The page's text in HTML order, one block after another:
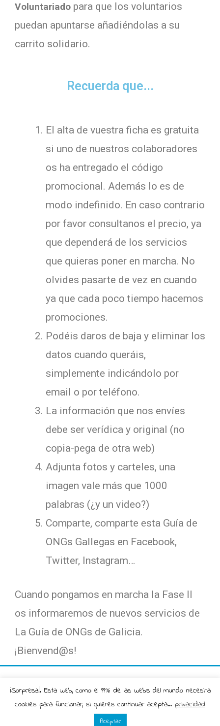
Voluntariado para que los voluntarios
puedan apuntarse añadiéndolas a su
carrito solidario.
Recuerda que...
El alta de vuestra ficha es gratuita
si uno de nuestros colaboradores
os ha entregado el código
promocional. Además lo es de
modo indefinido. En caso contrario
por favor consultanos el precio, ya
que dependerá de los servicios
que quieras poner en marcha. No
olvides pasarte de vez en cuando
ya que cada poco tiempo hacemos
promociones.
Podéis daros de baja y eliminar los
datos cuando queráis,
simplemente indicándolo por
email o por teléfono.
La información que nos envíes
debe ser verídica y original (no
copia-pega de otra web)
Adjunta fotos y carteles, una
imagen vale más que 1000
palabras (¿y un video?)
Comparte, comparte esta Guía de
ONGs Gallegas en Facebook,
Twitter, Instagram…
Cuando pongamos en marcha la Fase II
os informaremos de nuevos servicios de
La Guía de ONGs de Galicia.
¡Bienvend@s!
© 2026 La Guía de Ongs de Galicia | Aviso Legal
Política de Privacidad |Contacto| Sitio Web ofrecido
Freeman Galicia
¡Sorpresa!. Esta web, como el 99% de las webs del mundo necesita
cookies para funcionar, si quieres continuar acepta... privacidad
Aceptar